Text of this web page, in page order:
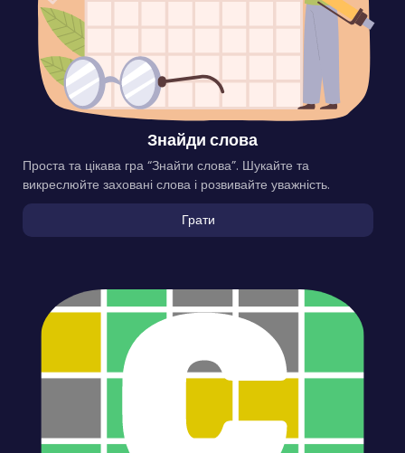
Знайди слова
Проста та цікава гра “Знайти слова”. Шукайте та
викреслюйте заховані слова і розвивайте уважність.
Грати